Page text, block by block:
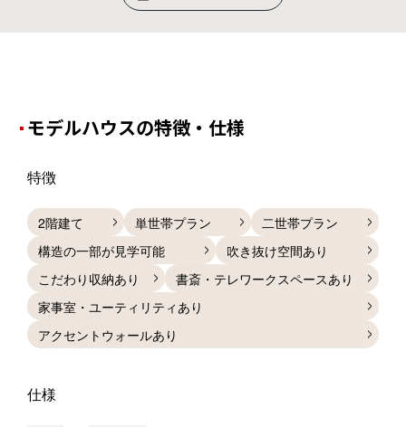
モデルハウスの特徴・仕様
特徴
2階建て 単世帯プラン
二世帯プラン
構造の一部が見学可能
吹き抜け空間あり
こだわり収納あり
書斎・テレワークスペースあり
家事室・ユーティリティあり
アクセントウォールあり
仕様